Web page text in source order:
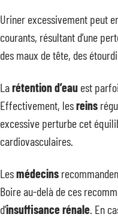
Uriner excessivement peut
courants, résultant d’une
des maux de tête, des
Larétention d’eau est
Effectivement, lesreins
excessive perturbe cet
cardiovasculaires.
Lesmédecins
Boire au-delà de ces
d’insuffisance rénale. En